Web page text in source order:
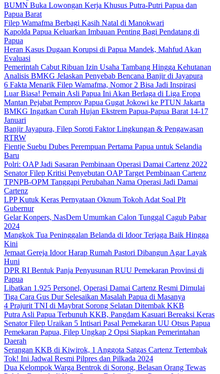
BUMN Buka Lowongan Kerja Khusus Putra-Putri Papua dan
Papua Barat
Filep Wamafma Berbagi Kasih Natal di Manokwari
Kapolda Papua Keluarkan Imbauan Penting Bagi Pendatang di
Papua
Heran Kasus Dugaan Korupsi di Papua Mandek, Mahfud Akan
Evaluasi
Pemerintah Cabut Ribuan Izin Usaha Tambang Hingga Kehutanan
Analisis BMKG Jelaskan Penyebab Bencana Banjir di Jayapura
6 Fakta Menarik Filep Wamafma, Nomor 2 Bisa Jadi Inspirasi
Luar Biasa! Pemain Asli Papua Ini Akan Berlaga di Liga Eropa
Mantan Pejabat Pemprov Papua Gugat Jokowi ke PTUN Jakarta
BMKG Ingatkan Curah Hujan Ekstrem Papua-Papua Barat 14-17
Januari
Banjir Jayapura, Filep Soroti Faktor Lingkungan & Pengawasan
RTRW
Fientje Suebu Dubes Perempuan Pertama Papua untuk Selandia
Baru
Polri: OAP Jadi Sasaran Pembinaan Operasi Damai Cartenz 2022
Senator Filep Kritisi Penyebutan OAP Target Pembinaan Cartenz
TPNPB-OPM Tanggapi Perubahan Nama Operasi Jadi Damai
Cartenz
LPP Kutuk Keras Pernyataan Oknum Tokoh Adat Soal Plt
Gubernur
Gelar Konpers, NasDem Umumkan Calon Tunggal Cagub Pabar
2024
Mangkok Tua Peninggalan Belanda di Idoor Terjaga Baik Hingga
Kini
Jemaat Gereja Idoor Harap Rumah Pastori Dibangun Agar Layak
Huni
DPR RI Bentuk Panja Penyusunan RUU Pemekaran Provinsi di
Papua
Libatkan 1.925 Personel, Operasi Damai Cartenz Resmi Dimulai
Tiga Cara Gus Dur Selesaikan Masalah Papua di Masanya
4 Prajurit TNI di Maybrat Sorong Selatan Ditembak KKB
Putra Asli Papua Terbunuh KKB, Pangdam Kasuari Bereaksi Keras
Senator Filep Uraikan 5 Intisari Pasal Pemekaran UU Otsus Papua
Pemekaran Papua, Filep Ungkap 2 Opsi Siapkan Pemerintahan
Daerah
Serangan KKB di Kiwirok, 1 Anggota Satgas Cartenz Tertembak
Tok! Ini Jadwal Resmi Pilpres dan Pilkada 2024
Dua Kelompok Warga Bentrok di Sorong, Belasan Orang Tewas